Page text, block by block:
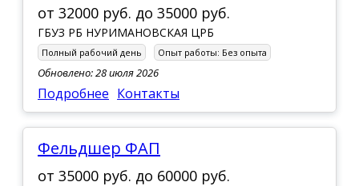
от 32000 руб. до 35000 руб.
ГБУЗ РБ НУРИМАНОВСКАЯ ЦРБ
Полный рабочий день Опыт работы: Без опыта
Обновлено: 28 июля 2026
Подробнее Контакты
Фельдшер ФАП
от 35000 руб. до 60000 руб.